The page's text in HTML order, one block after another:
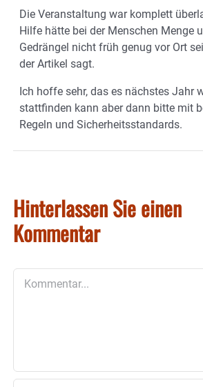
Die Veranstaltung war komplett
Hilfe hätte bei der Menschen Menge
Gedrängel nicht früh genug vor Ort
der Artikel sagt.
Ich hoffe sehr, das es nächstes Jahr
stattfinden kann aber dann bitte mit
Regeln und Sicherheitsstandards.
Hinterlassen Sie einen
Kommentar